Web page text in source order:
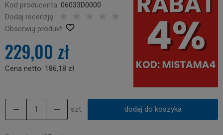
Kod producenta: 06033D0000
Dodaj recenzję:
Obserwuj produkt:
229,00 zł
Cena netto: 186,18 zł
szt. dodaj do koszyka